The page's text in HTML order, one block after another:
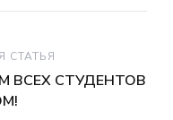
СТАТЬЯ
ВСЕХ СТУДЕНТОВ